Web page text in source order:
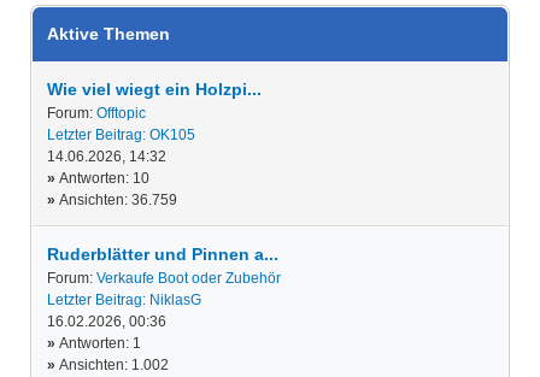
Aktive Themen
Wie viel wiegt ein Holzpi...
Forum: Offtopic
Letzter Beitrag: OK105
14.06.2026, 14:32
» Antworten: 10
» Ansichten: 36.759
Ruderblätter und Pinnen a...
Forum: Verkaufe Boot oder Zubehör
Letzter Beitrag: NiklasG
16.02.2026, 00:36
» Antworten: 1
» Ansichten: 1.002